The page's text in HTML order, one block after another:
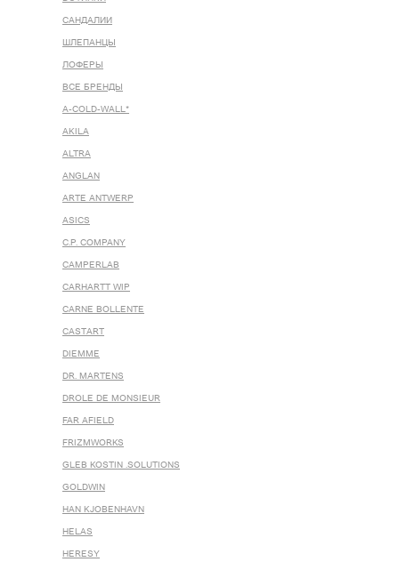
САНДАЛИИ
ШЛЕПАНЦЫ
ЛОФЕРЫ
ВСЕ БРЕНДЫ
A-COLD-WALL*
AKILA
ALTRA
ANGLAN
ARTE ANTWERP
ASICS
C.P. COMPANY
CAMPERLAB
CARHARTT WIP
CARNE BOLLENTE
CASTART
DIEMME
DR. MARTENS
DROLE DE MONSIEUR
FAR AFIELD
FRIZMWORKS
GLEB KOSTIN .SOLUTIONS
GOLDWIN
HAN KJOBENHAVN
HELAS
HERESY